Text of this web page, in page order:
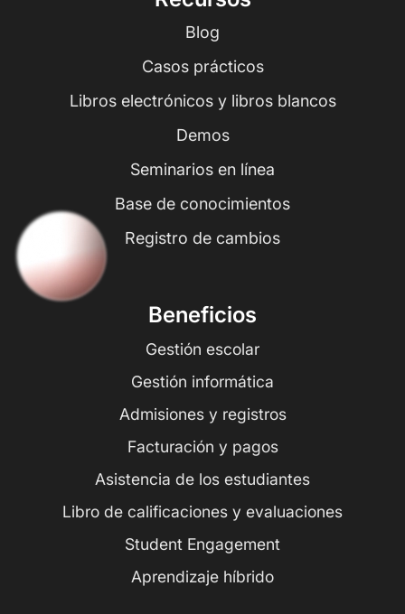
Blog
Casos prácticos
Libros electrónicos y libros blancos
Demos
Seminarios en línea
Base de conocimientos
Registro de cambios
Beneficios
Gestión escolar
Gestión informática
Admisiones y registros
Facturación y pagos
Asistencia de los estudiantes
Libro de calificaciones y evaluaciones
Student Engagement
Aprendizaje híbrido